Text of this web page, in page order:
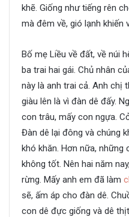
khẽ. Giống như tiếng rên
mà đêm về, gió lạnh khiến
Bố mẹ Liều về đất, về núi
ba trai hai gái. Chủ nhân
này là anh trai cả. Anh chị
giàu lên là vì đàn dê đấy.
con trâu, mấy con ngựa.
Đàn dê lại đông và chúng
khó khăn. Hơn nữa, những
không tốt. Nên hai năm
rừng. Mấy anh em đã làm
sẽ, ấm áp cho đàn dê.
con dê đực giống và dê